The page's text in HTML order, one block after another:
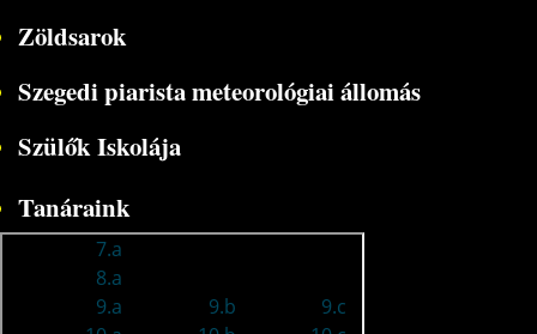
Zöldsarok
Szegedi piarista meteorológiai állomás
Szülők Iskolája
Tanáraink